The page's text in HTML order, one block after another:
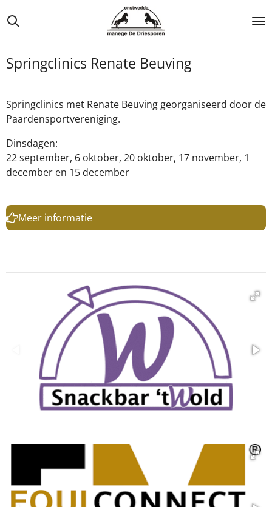
direct
de
hoofdinhoud
Springclinics Renate Beuving
Springclinics met Renate Beuving georganiseerd door de
Paardensportvereniging.
Dinsdagen:
22 september, 6 oktober, 20 oktober, 17 november, 1
december en 15 december
Meer informatie